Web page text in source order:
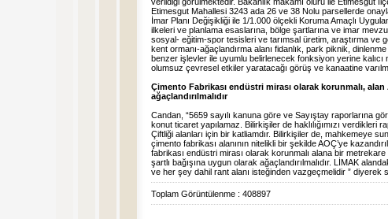
Etimesgut Mahallesi 3243 ada 26 ve 38 Nolu parsellerde
İmar Planı Değişikliği ile 1/1.000 ölçekli Koruma Amaçlı
ilkeleri ve planlama esaslarına, bölge şartlarına ve imar
sosyal- eğitim-spor tesisleri ve tarımsal üretim, araştırma ve
kent ormanı-ağaçlandırma alanı fidanlık, park piknik,
benzer işlevler ile uyumlu belirlenecek fonksiyon yerine kalıcı
olumsuz çevresel etkiler yaratacağı görüş ve kanaatine
Çimento Fabrikası endüstri mirası olarak korunmalı,
ağaçlandırılmalıdır
Candan, “5659 sayılı kanuna göre ve Sayıştay raporlarına
konut ticaret yapılamaz. Bilirkişiler de haklılığımızı verdikleri
Çiftliği alanları için bir katliamdır. Bilirkişiler de, mahkemeye
çimento fabrikası alanının nitelikli bir şekilde AOÇ’ye
fabrikası endüstri mirası olarak korunmalı alana bir
şartlı bağışına uygun olarak ağaçlandırılmalıdır. LİMAK
ve her şey dahil rant alanı isteğinden vazgeçmelidir ” diyerek
Toplam Görüntülenme : 408897